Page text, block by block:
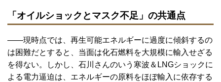
「オイルショックとマスク不足」の共通点
――現時点では、再生可能エネルギーに過度に傾斜するの
は困難だとすると、当面は化石燃料を大規模に輸入せざる
を得ない。しかし、石川さんのいう寒波＆LNGショックに
よる電力逼迫は、エネルギーの原料をほぼ輸入に依存する